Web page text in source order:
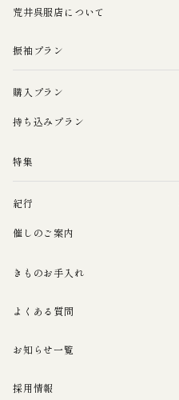
荒井呉服店について
振袖プラン
購入プラン
持ち込みプラン
特集
紀行
催しのご案内
きものお手入れ
よくある質問
お知らせ一覧
採用情報